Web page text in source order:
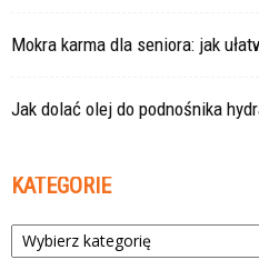
Mokra karma dla seniora: jak
Jak dolać olej do podnośnika
KATEGORIE
Kategorie